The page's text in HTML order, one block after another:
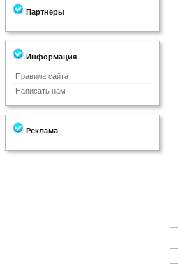
Партнеры
Информация
Правила сайта
Написать нам
Реклама